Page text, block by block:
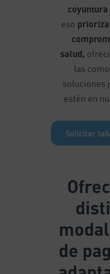
eso
salud,
las
soluciones
estén en
Solicitar
de